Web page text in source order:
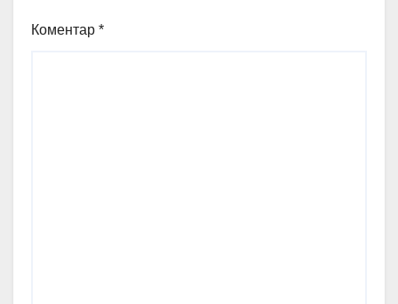
Коментар *